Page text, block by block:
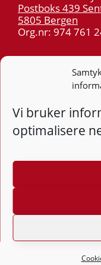
Vi bruker
optimalisere
Postboks 439
5805 Bergen
Org.nr: 974 761